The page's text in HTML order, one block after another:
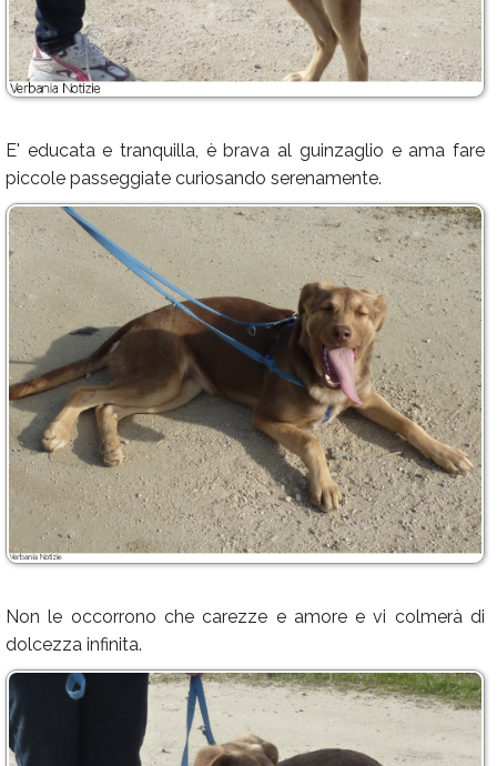
E' educata e tranquilla, è brava al guinzaglio e ama fare
piccole passeggiate curiosando serenamente.
Non le occorrono che carezze e amore e vi colmerà di
dolcezza infinita.